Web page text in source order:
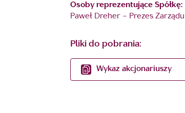
Osoby reprezentujące Spółkę:
Paweł Dreher – Prezes Zarządu
Pliki do pobrania:
Wykaz akcjonariuszy